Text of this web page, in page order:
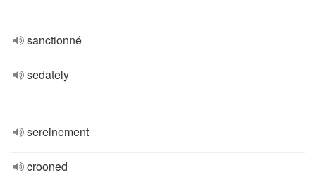
sanctionné
sedately
sereinement
crooned